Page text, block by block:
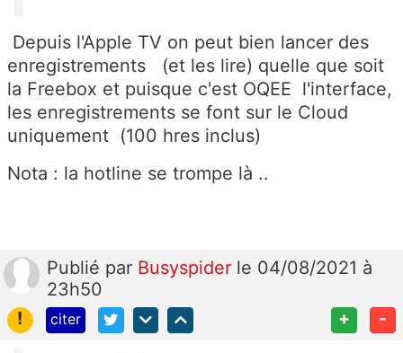
Depuis l'Apple TV on peut bien lancer des
enregistrements (et les lire) quelle que soit
la Freebox et puisque c'est OQEE l'interface,
les enregistrements se font sur le Cloud
uniquement (100 hres inclus)
Nota : la hotline se trompe là ..
Publié par Busyspider le 04/08/2021 à
23h50
!
citer + -